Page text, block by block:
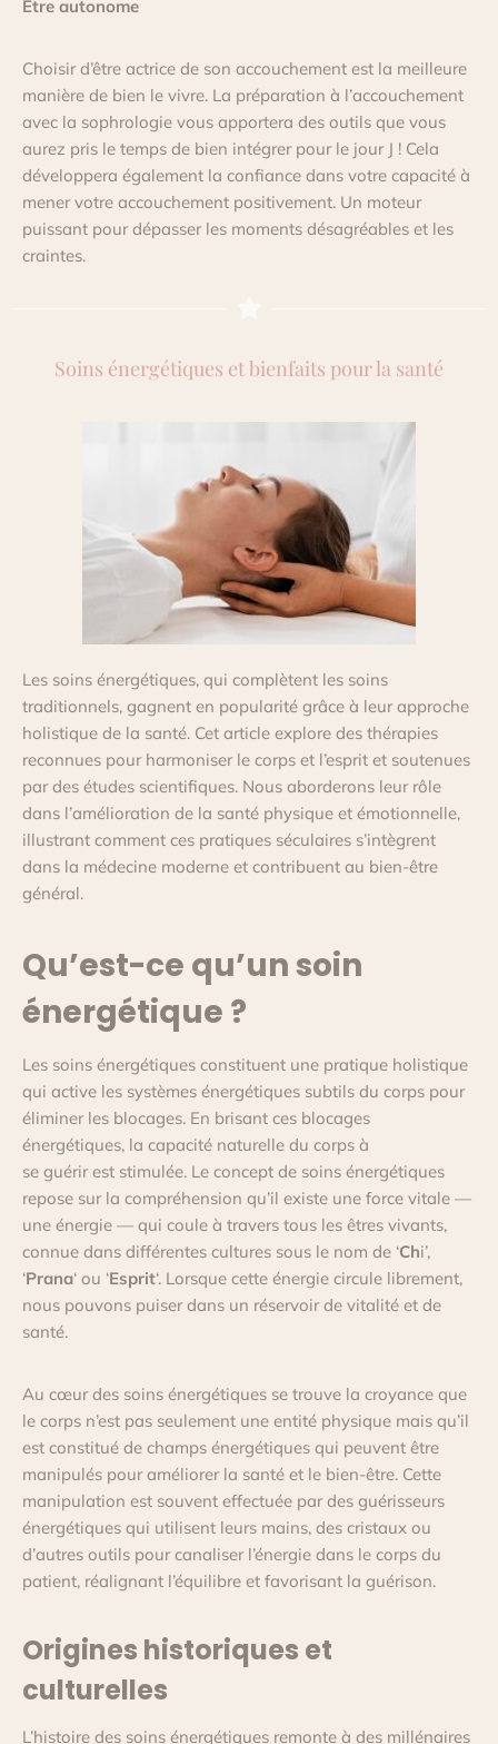
Etre autonome
Choisir d’être actrice de son accouchement est la meilleure
manière de bien le vivre. La préparation à l’accouchement
avec la sophrologie vous apportera des outils que vous
aurez pris le temps de bien intégrer pour le jour J ! Cela
développera également la confiance dans votre capacité à
mener votre accouchement positivement. Un moteur
puissant pour dépasser les moments désagréables et les
craintes.
Soins énergétiques et bienfaits pour la santé
Les soins énergétiques, qui complètent les soins
traditionnels, gagnent en popularité grâce à leur approche
holistique de la santé. Cet article explore des thérapies
reconnues pour harmoniser le corps et l’esprit et soutenues
par des études scientifiques. Nous aborderons leur rôle
dans l’amélioration de la santé physique et émotionnelle,
illustrant comment ces pratiques séculaires s’intègrent
dans la médecine moderne et contribuent au bien-être
général.
Qu’est-ce qu’un soin
énergétique ?
Les soins énergétiques constituent une pratique holistique
qui active les systèmes énergétiques subtils du corps pour
éliminer les blocages. En brisant ces blocages
énergétiques, la capacité naturelle du corps à
se guérir est stimulée. Le concept de soins énergétiques
repose sur la compréhension qu’il existe une force vitale —
une énergie — qui coule à travers tous les êtres vivants,
connue dans différentes cultures sous le nom de ‘Chi’,
‘Prana‘ ou ‘Esprit‘. Lorsque cette énergie circule librement,
nous pouvons puiser dans un réservoir de vitalité et de
santé.
Au cœur des soins énergétiques se trouve la croyance que
le corps n’est pas seulement une entité physique mais qu’il
est constitué de champs énergétiques qui peuvent être
manipulés pour améliorer la santé et le bien-être. Cette
manipulation est souvent effectuée par des guérisseurs
énergétiques qui utilisent leurs mains, des cristaux ou
d’autres outils pour canaliser l’énergie dans le corps du
patient, réalignant l’équilibre et favorisant la guérison.
Origines historiques et
culturelles
L’histoire des soins énergétiques remonte à des millénaires